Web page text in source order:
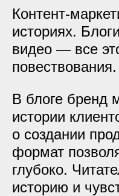
Контент-
историях.
видео — все
повествования.
В блоге бренд
истории
о создании
формат
глубоко.
историю и